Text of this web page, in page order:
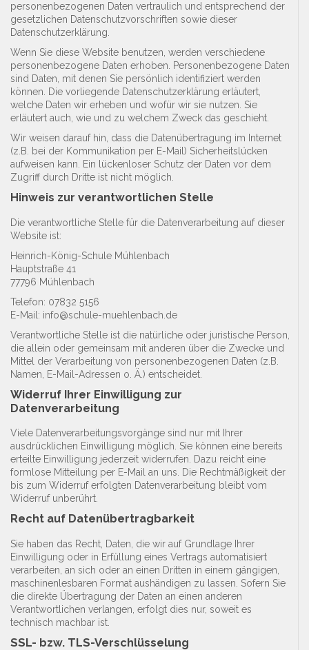
personenbezogenen Daten vertraulich und entsprechend der
gesetzlichen Datenschutzvorschriften sowie dieser
Datenschutzerklärung.
Wenn Sie diese Website benutzen, werden verschiedene
personenbezogene Daten erhoben. Personenbezogene Daten
sind Daten, mit denen Sie persönlich identifiziert werden
können. Die vorliegende Datenschutzerklärung erläutert,
welche Daten wir erheben und wofür wir sie nutzen. Sie
erläutert auch, wie und zu welchem Zweck das geschieht.
Wir weisen darauf hin, dass die Datenübertragung im Internet
(z.B. bei der Kommunikation per E-Mail) Sicherheitslücken
aufweisen kann. Ein lückenloser Schutz der Daten vor dem
Zugriff durch Dritte ist nicht möglich.
Hinweis zur verantwortlichen Stelle
Die verantwortliche Stelle für die Datenverarbeitung auf dieser
Website ist:
Heinrich-König-Schule Mühlenbach
Hauptstraße 41
77796 Mühlenbach
Telefon: 07832 5156
E-Mail: info@schule-muehlenbach.de
Verantwortliche Stelle ist die natürliche oder juristische Person,
die allein oder gemeinsam mit anderen über die Zwecke und
Mittel der Verarbeitung von personenbezogenen Daten (z.B.
Namen, E-Mail-Adressen o. Ä.) entscheidet.
Widerruf Ihrer Einwilligung zur
Datenverarbeitung
Viele Datenverarbeitungsvorgänge sind nur mit Ihrer
ausdrücklichen Einwilligung möglich. Sie können eine bereits
erteilte Einwilligung jederzeit widerrufen. Dazu reicht eine
formlose Mitteilung per E-Mail an uns. Die Rechtmäßigkeit der
bis zum Widerruf erfolgten Datenverarbeitung bleibt vom
Widerruf unberührt.
Recht auf Datenübertragbarkeit
Sie haben das Recht, Daten, die wir auf Grundlage Ihrer
Einwilligung oder in Erfüllung eines Vertrags automatisiert
verarbeiten, an sich oder an einen Dritten in einem gängigen,
maschinenlesbaren Format aushändigen zu lassen. Sofern Sie
die direkte Übertragung der Daten an einen anderen
Verantwortlichen verlangen, erfolgt dies nur, soweit es
technisch machbar ist.
SSL- bzw. TLS-Verschlüsselung